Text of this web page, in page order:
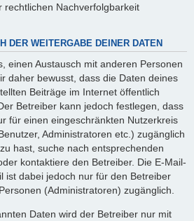
Nachverfolgbarkeit
DER WEITERGABE DEINER DATEN
einen Austausch mit anderen Personen
daher bewusst, dass die Daten deines
Beiträge im Internet öffentlich
Betreiber kann jedoch festlegen, dass
für einen eingeschränkten Nutzerkreis
Administratoren etc.) zugänglich
hast, suche nach entsprechenden
kontaktiere den Betreiber. Die E-Mail-
ist dabei jedoch nur für den Betreiber
(Administratoren) zugänglich.
Daten wird der Betreiber nur mit